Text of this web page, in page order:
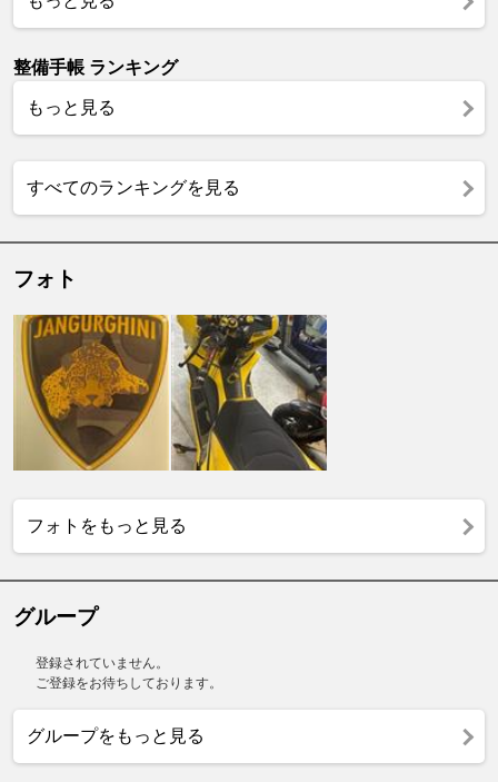
整備手帳 ランキング
もっと見る
すべてのランキングを見る
フォト
フォトをもっと見る
グループ
登録されていません。
ご登録をお待ちしております。
グループをもっと見る